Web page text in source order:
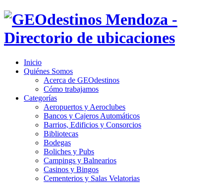
Inicio
Quiénes Somos
Acerca de GEOdestinos
Cómo trabajamos
Categorías
Aeropuertos y Aeroclubes
Bancos y Cajeros Automáticos
Barrios, Edificios y Consorcios
Bibliotecas
Bodegas
Boliches y Pubs
Campings y Balnearios
Casinos y Bingos
Cementerios y Salas Velatorias